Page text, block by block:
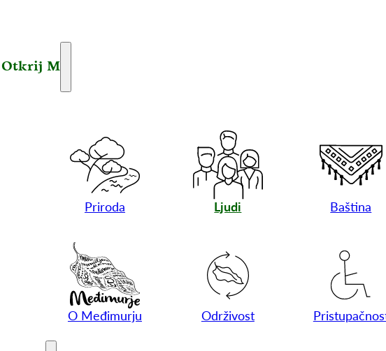
Otkrij M
Priroda Ljudi Baština
O Međimurju Održivost